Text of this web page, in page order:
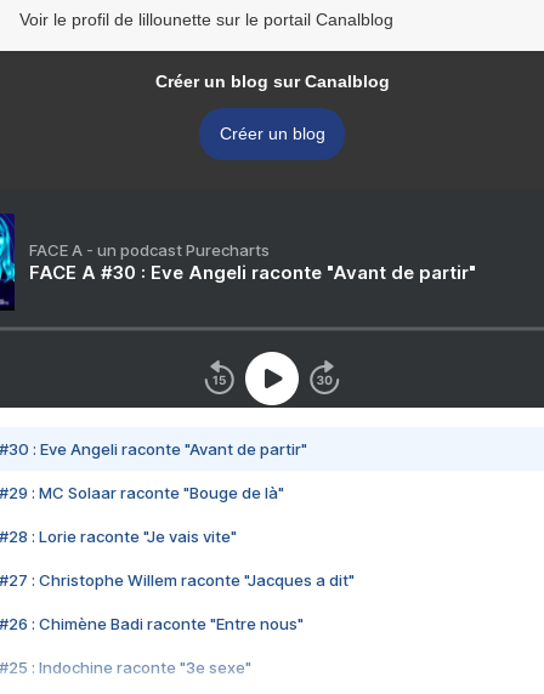
Voir le profil de lillounette sur le portail Canalblog
Créer un blog sur Canalblog
Créer un blog
FACE A - un podcast Purecharts
FACE A #30 : Eve Angeli raconte "Avant de partir"
#30 : Eve Angeli raconte "Avant de partir"
#29 : MC Solaar raconte "Bouge de là"
#28 : Lorie raconte "Je vais vite"
#27 : Christophe Willem raconte "Jacques a dit"
#26 : Chimène Badi raconte "Entre nous"
#25 : Indochine raconte "3e sexe"